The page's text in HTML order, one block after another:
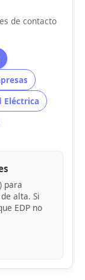
de contacto
Eléctrica
para
alta. Si
EDP no